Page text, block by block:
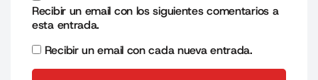
Recibir un email con los siguientes comentarios a
esta entrada.
Recibir un email con cada nueva entrada.